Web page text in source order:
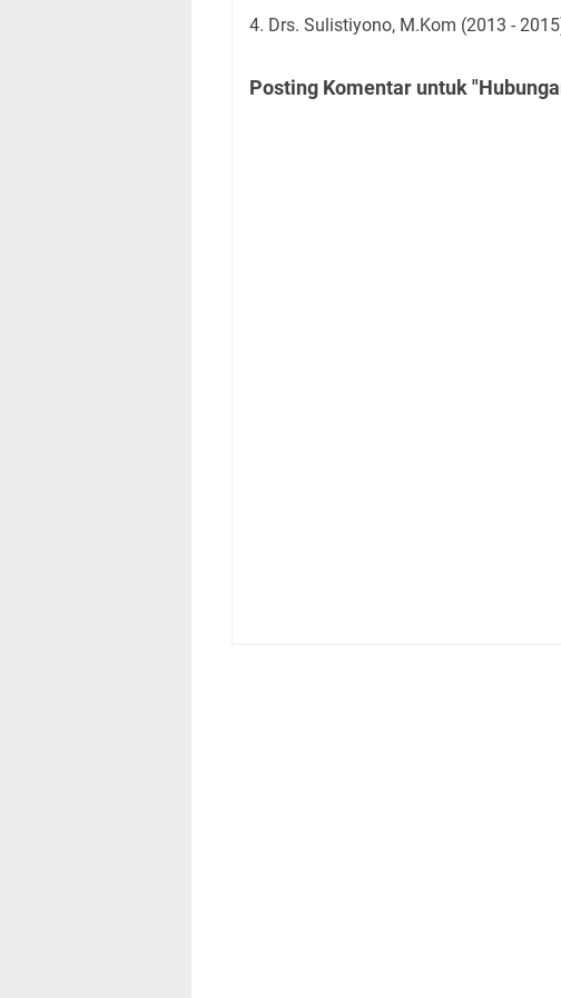
4. Drs. Sulistiyono, M.Kom (2013 -
Posting Komentar untuk